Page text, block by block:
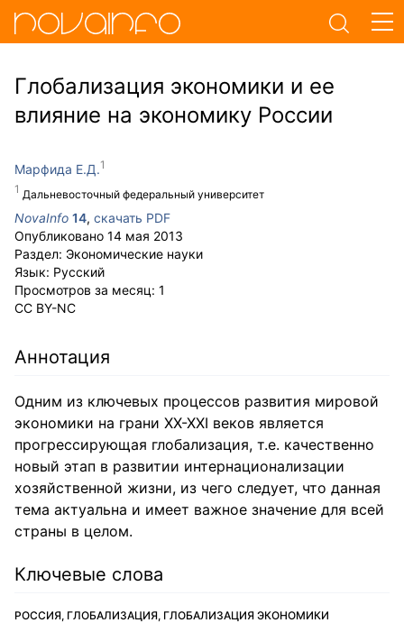
Глобализация экономики и ее
влияние на экономику России
Марфида Е.Д.
Дальневосточный федеральный университет
NovaInfo 14, скачать PDF
Опубликовано 14 мая 2013
Раздел: Экономические науки
Язык: Русский
Просмотров за месяц: 1
CC BY-NC
Аннотация
Одним из ключевых процессов развития мировой
экономики на грани ХХ-ХХI веков является
прогрессирующая глобализация, т.е. качественно
новый этап в развитии интернационализации
хозяйственной жизни, из чего следует, что данная
тема актуальна и имеет важное значение для всей
страны в целом.
Ключевые слова
РОССИЯ, ГЛОБАЛИЗАЦИЯ, ГЛОБАЛИЗАЦИЯ ЭКОНОМИКИ